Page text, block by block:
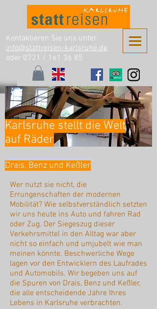
Kontaktieren Sie uns unter
info@stattreisen-karlsruhe.de
oder 0721 / 161 36 85
Karlsruhe stellt die Welt
auf Räder
Drais, Benz und Keßler
Wer nutzt sie nicht, die
Errungenschaften der modernen
Mobilität? Wie selbstverständlich setzten
wir uns heute ins Auto und fahren Rad
oder Zug. Der Siegeszug dieser
Verkehrsmittel in den Alltag war aber
nicht so einfach und umjubelt wie man
meinen könnte. Beschwerliche Wege
lagen vor den Entwicklern des Laufrades
und Automobils. Wir begeben uns auf
die Spuren von Drais, Benz und Keßler,
die alle entscheidende Jahre Ihres
Lebens in Karlsruhe verbrachten.